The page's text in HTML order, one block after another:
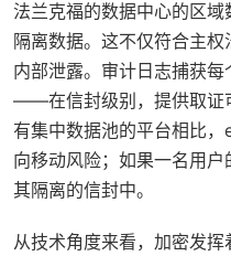
法兰克福的数据中心的区
隔离数据。这不仅符合主
内部泄露。审计日志捕获
——在信封级别，提供取证
有集中数据池的平台相比
向移动风险；如果一名用
其隔离的信封中。
从技术角度来看，加密发